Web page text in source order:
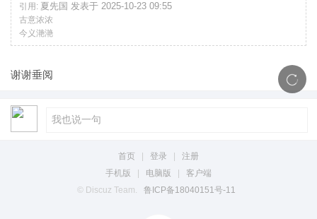
引用: 夏先国 发表于 2025-10-23 09:55
古意浓浓
今义滟滟
谢谢垂阅
首页 登录
注册
手机版
电脑版
客户端
© Discuz Team.
鲁ICP备18040151号-11